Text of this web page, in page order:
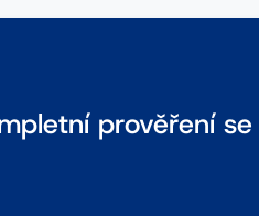
prověření se